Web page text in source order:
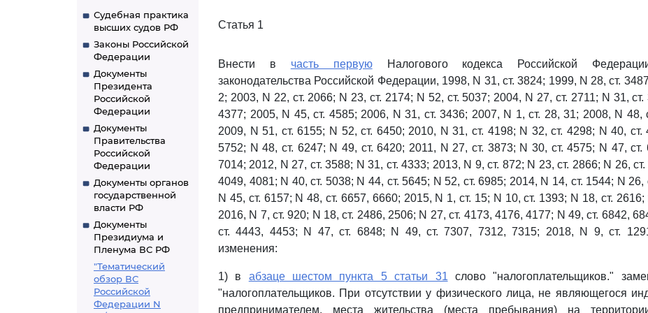
Судебная практика
высших судов РФ
Законы Российской
Федерации
Документы
Президента
Российской
Федерации
Документы
Правительства
Российской
Федерации
Документы органов
государственной
власти РФ
Документы
Президиума и
Пленума ВС РФ
"Тематический
обзор ВС
Российской
Федерации N
Статья 1
Внести в часть первуюНалогового кодекса Российской
законодательства Российской Федерации, 1998, N 31, ст. 3824; 1999, N 28, ст.
2; 2003, N 22, ст. 2066; N 23, ст. 2174; N 52, ст. 5037; 2004, N 27, ст. 2711; N 31, ст.
4377; 2005, N 45, ст. 4585; 2006, N 31, ст. 3436; 2007, N 1, ст. 28, 31; 2008, N 48,
2009, N 51, ст. 6155; N 52, ст. 6450; 2010, N 31, ст. 4198; N 32, ст. 4298; N 40, ст.
5752; N 48, ст. 6247; N 49, ст. 6420; 2011, N 27, ст. 3873; N 30, ст. 4575; N 47, ст.
7014; 2012, N 27, ст. 3588; N 31, ст. 4333; 2013, N 9, ст. 872; N 23, ст. 2866; N 26, ст.
4049, 4081; N 40, ст. 5038; N 44, ст. 5645; N 52, ст. 6985; 2014, N 14, ст. 1544; N 26,
N 45, ст. 6157; N 48, ст. 6657, 6660; 2015, N 1, ст. 15; N 10, ст. 1393; N 18, ст. 2616;
2016, N 7, ст. 920; N 18, ст. 2486, 2506; N 27, ст. 4173, 4176, 4177; N 49, ст. 6842,
ст. 4443, 4453; N 47, ст. 6848; N 49, ст. 7307, 7312, 7315; 2018, N 9, ст.
изменения:
1) в абзаце шестом пункта 5 статьи 31 слово "налогоплательщиков."
"налогоплательщиков. При отсутствии у физического лица, не являющегося
предпринимателем, места жительства (места пребывания) на